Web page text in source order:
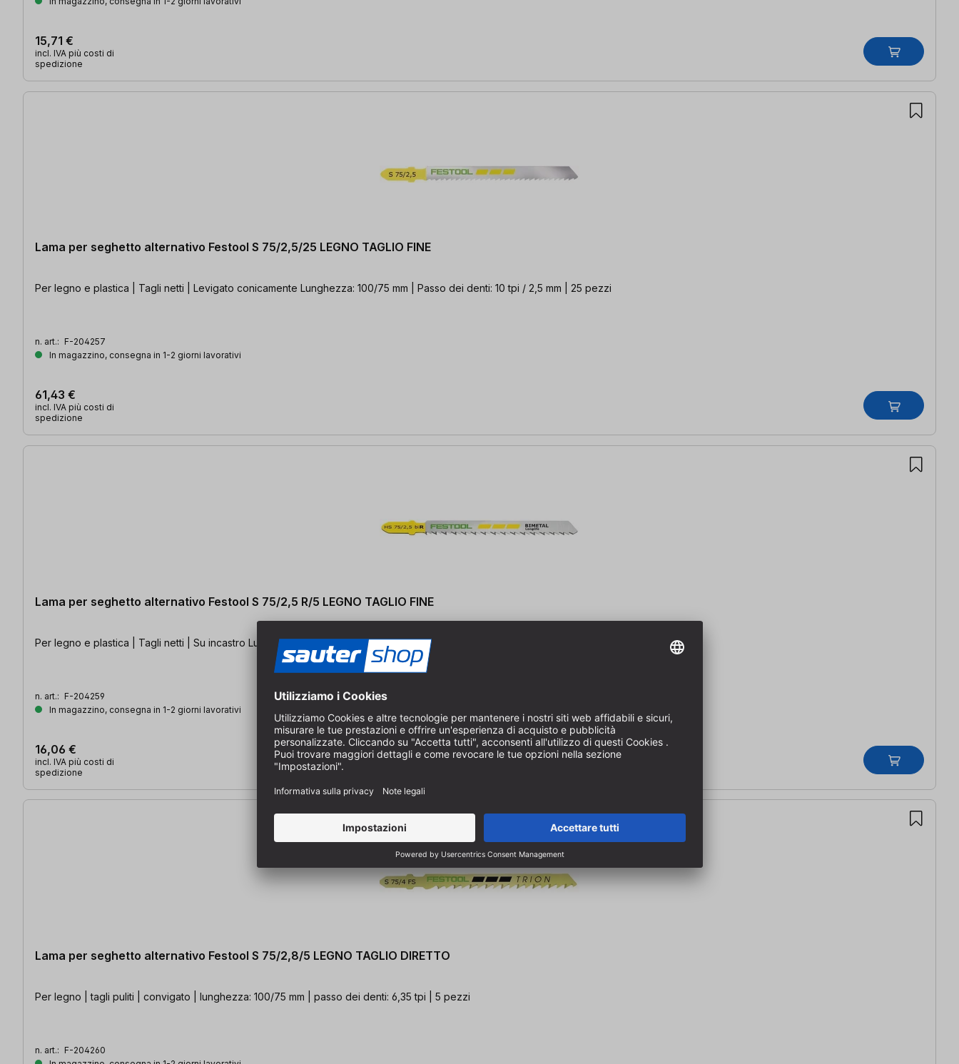
15,71 €
incl. IVA più costi di
spedizione
Lama per seghetto alternativo Festool S 75/2,5/25 LEGNO TAGLIO FINE
Per legno e plastica | Tagli netti | Levigato conicamente Lunghezza: 100/75 mm | Passo dei denti: 10 tpi / 2,5 mm | 25 pezzi
n. art.: F-204257
In magazzino, consegna in 1-2 giorni lavorativi
61,43 €
incl. IVA più costi di
spedizione
Lama per seghetto alternativo Festool S 75/2,5 R/5 LEGNO TAGLIO FINE
Per legno e plastica | Tagli netti | Su incastro Lunghezza: 100/75 mm | Passo dei denti: 10 tpi / 2,5 mm | 5 pezzi
n. art.: F-204259
In magazzino, consegna in 1-2 giorni lavorativi
16,06 €
incl. IVA più costi di
spedizione
Lama per seghetto alternativo Festool S 75/2,8/5 LEGNO TAGLIO DIRETTO
Per legno | tagli puliti | convigato | lunghezza: 100/75 mm | passo dei denti: 6,35 tpi | 5 pezzi
n. art.: F-204260